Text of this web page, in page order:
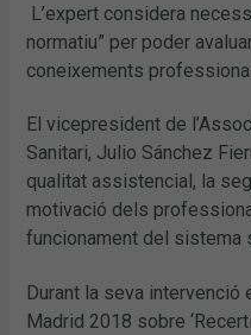
L’expert considera
normatiu” per poder
coneixements
El vicepresident de
Sanitari, Julio Sánchez
qualitat assistencial, la
motivació dels
funcionament del sistema
Durant la seva intervenció
Madrid 2018 sobre